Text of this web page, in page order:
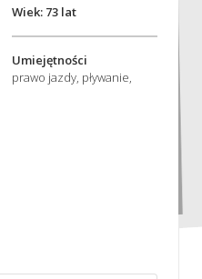
Wiek: 73 lat
Umiejętności
prawo jazdy, pływanie,